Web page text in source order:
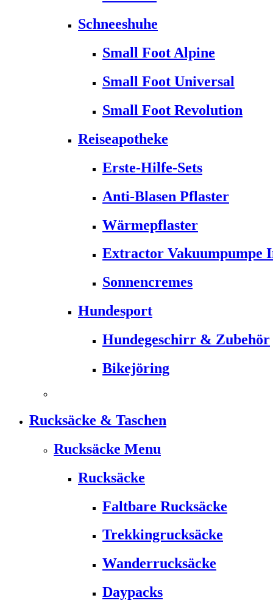
Schneeshuhe
Small Foot Alpine
Small Foot Universal
Small Foot Revolution
Reiseapotheke
Erste-Hilfe-Sets
Anti-Blasen Pflaster
Wärmepflaster
Extractor Vakuumpumpe
Sonnencremes
Hundesport
Hundegeschirr & Zubehör
Bikejöring
Rucksäcke & Taschen
Rucksäcke Menu
Rucksäcke
Faltbare Rucksäcke
Trekkingrucksäcke
Wanderrucksäcke
Daypacks